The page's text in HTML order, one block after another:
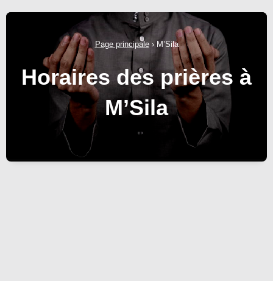
Page principale› M’Sila
Horaires des prières à
M’Sila